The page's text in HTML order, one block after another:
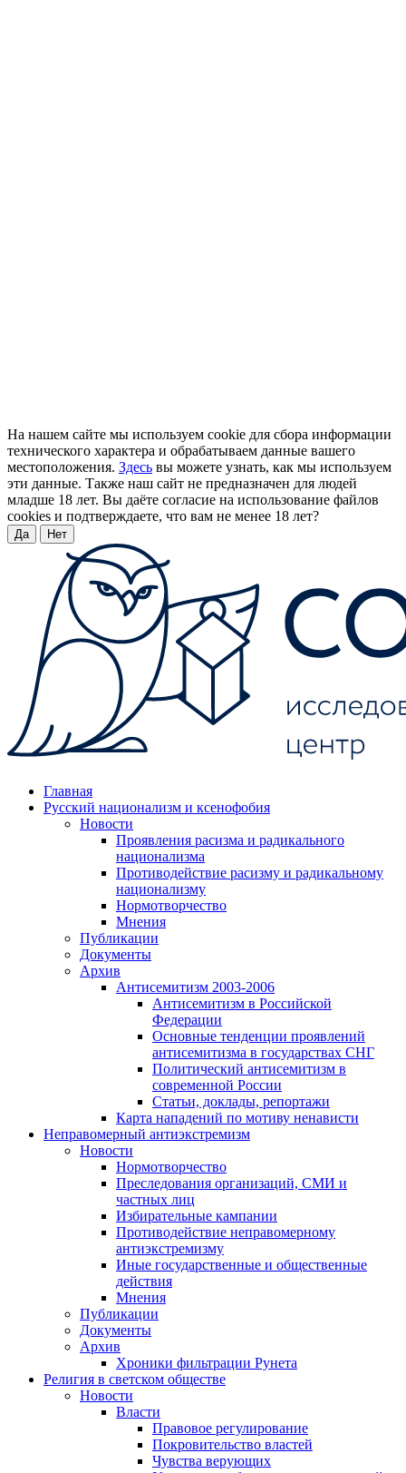
На нашем сайте мы используем cookie для сбора информации
технического характера и обрабатываем данные вашего
местоположения. Здесь вы можете узнать, как мы используем
эти данные. Также наш сайт не предназначен для людей
младше 18 лет. Вы даёте согласие на использование файлов
cookies и подтверждаете, что вам не менее 18 лет?
Да Нет
Главная
Русский национализм и ксенофобия
Новости
Проявления расизма и радикального
национализма
Противодействие расизму и радикальному
национализму
Нормотворчество
Мнения
Публикации
Документы
Архив
Антисемитизм 2003-2006
Антисемитизм в Российской
Федерации
Основные тенденции проявлений
антисемитизма в государствах СНГ
Политический антисемитизм в
современной России
Статьи, доклады, репортажи
Карта нападений по мотиву ненависти
Неправомерный антиэкстремизм
Новости
Нормотворчество
Преследования организаций, СМИ и
частных лиц
Избирательные кампании
Противодействие неправомерному
антиэкстремизму
Иные государственные и общественные
действия
Мнения
Публикации
Документы
Архив
Хроники фильтрации Рунета
Религия в светском обществе
Новости
Власти
Правовое регулирование
Покровительство властей
Чувства верующих